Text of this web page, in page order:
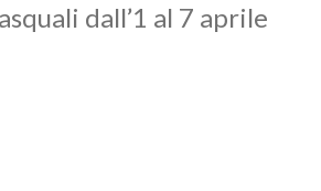
dall’1 al 7 aprile